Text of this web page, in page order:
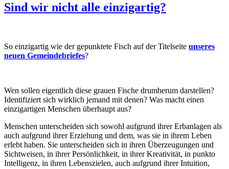
Sind wir nicht alle einzigartig?
So einzigartig wie der gepunktete Fisch auf der Titelseite unseres
neuen Gemeindebriefes?
Wen sollen eigentlich diese grauen Fische drumherum darstellen?
Identifiziert sich wirklich jemand mit denen? Was macht einen
einzigartigen Menschen überhaupt aus?
Menschen unterscheiden sich sowohl aufgrund ihrer Erbanlagen als
auch aufgrund ihrer Erziehung und dem, was sie in ihrem Leben
erlebt haben. Sie unterscheiden sich in ihren Überzeugungen und
Sichtweisen, in ihrer Persönlichkeit, in ihrer Kreativität, in punkto
Intelligenz, in ihren Lebenszielen, auch aufgrund ihrer Intuition,